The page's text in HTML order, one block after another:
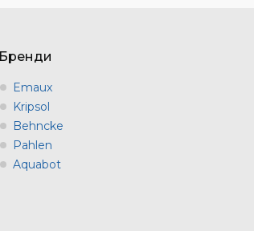
Бренди
Emaux
Kripsol
Behncke
Pahlen
Aquabot